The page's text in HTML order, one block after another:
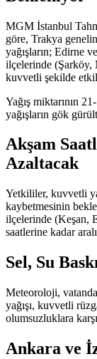
MGM İstanbul
göre, Trakya
yağışların; Edirne
ilçelerinde (Şarköy,
kuvvetli şekilde
Yağış miktarının
yağışların gök
Akşam
Azaltacak
Yetkililer, kuvvetli
kaybetmesinin
ilçelerinde (Keşan,
saatlerine kadar
Sel, Su
Meteoroloji,
yağışı, kuvvetli
olumsuzluklara
Ankara ve